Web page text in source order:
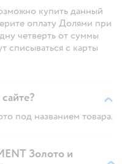
купить данный
оплату Долями при
четверть от суммы
списываться с карты
под названием товара.
Золото и